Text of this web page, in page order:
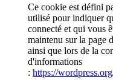
Ce cookie est défini
utilisé pour indiquer
connecté et qui vous
maintenu sur la page
ainsi que lors de la
d'informations
: https://